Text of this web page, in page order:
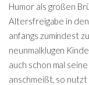
Humor als großen
Altersfreigabe in den
anfangs zumindest
neunmalklugen
auch schon mal
anschmeißt, so